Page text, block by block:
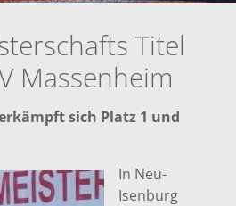
Titel
Massenheim
sich Platz 1 und
In Neu-
Isenburg